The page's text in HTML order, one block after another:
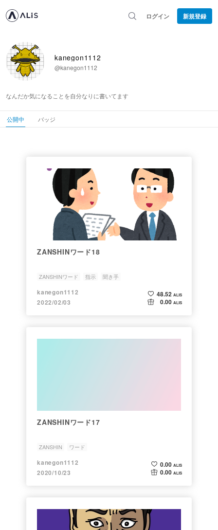
ログイン 新規登録
kanegon1112
@kanegon1112
なんだか気になることを自分なりに書いてます
公開中 バッジ
ZANSHINワード18
ZANSHINワード 指示 聞き手
kanegon1112
2022/02/03
48.52 ALIS
0.00 ALIS
ZANSHINワード17
ZANSHIN ワード
kanegon1112
2020/10/23
0.00 ALIS
0.00 ALIS